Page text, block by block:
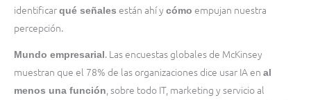
identificar qué señales están ahí y cómo empujan nuestra
percepción.
Mundo empresarial . Las encuestas globales de McKinsey
muestran que el 78% de las organizaciones dice usar IA en al
menos una función, sobre todo IT, marketing y servicio al